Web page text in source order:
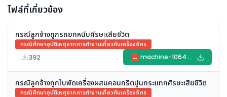
ไฟล์ที่เกี่ยวข้อง
กรณีลูกจ้างถูกรถยกหนีบศีรษะเสียชีวิต
กรณีศึกษาอุบัติเหตุจากการทำงานเกี่ยวกับเครื่องจักร
392 PDF machine-1064.pdf
กรณีลูกจ้างถูกใบพัดเครื่องผสมคอนกรีตปูนกระแทกศีรษะเสียชีวิต
กรณีศึกษาอุบัติเหตุจากการทำงานเกี่ยวกับเครื่องจักร